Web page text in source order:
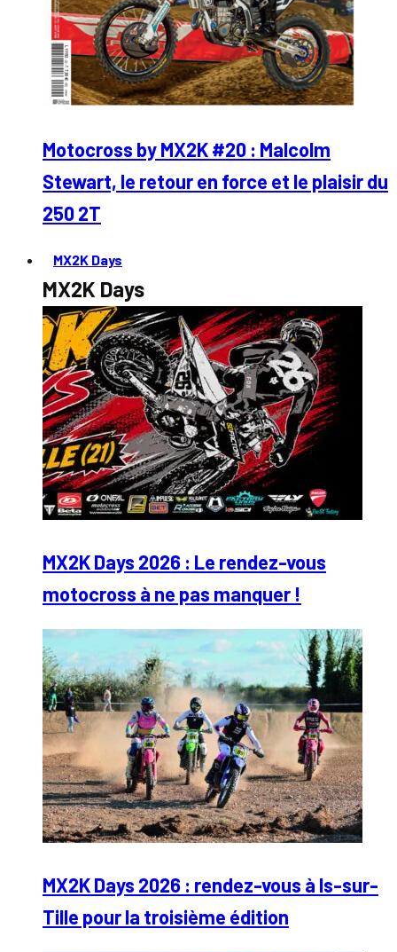
Motocross by MX2K #20 : Malcolm
Stewart, le retour en force et le plaisir du
250 2T
MX2K Days
MX2K Days
MX2K Days 2026 : Le rendez-vous
motocross à ne pas manquer !
MX2K Days 2026 : rendez-vous à Is-sur-
Tille pour la troisième édition